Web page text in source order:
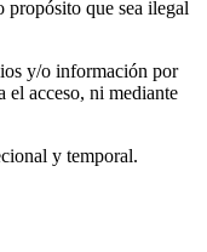
propósito que sea ilegal
y/o información por
el acceso, ni mediante
y temporal.